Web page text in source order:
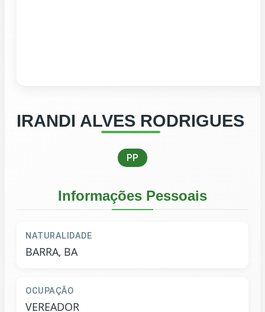
IRANDI ALVES RODRIGUES
PP
Informações Pessoais
NATURALIDADE
BARRA, BA
OCUPAÇÃO
VEREADOR